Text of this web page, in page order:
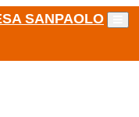
SANPAOLO